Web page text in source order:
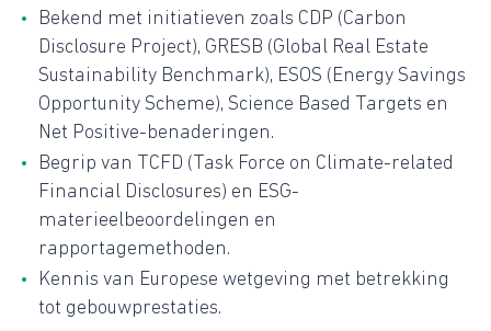
Bekend met initiatieven zoals CDP (Carbon
Disclosure Project), GRESB (Global Real Estate
Sustainability Benchmark), ESOS (Energy Savings
Opportunity Scheme), Science Based Targets en
Net Positive-benaderingen.
Begrip van TCFD (Task Force on Climate-related
Financial Disclosures) en ESG-
materieelbeoordelingen en
rapportagemethoden.
Kennis van Europese wetgeving met betrekking
tot gebouwprestaties.